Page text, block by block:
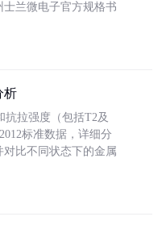
兰微电子官方规格书
析
拉强度（包括T2及
标准数据，详细分
比不同状态下的金属